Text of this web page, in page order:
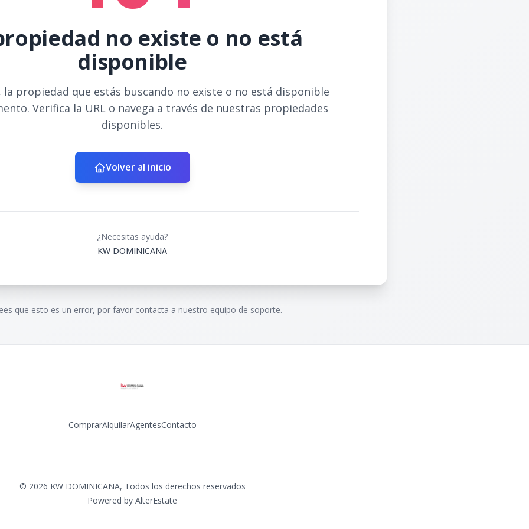
no existe o no está
disponible
propiedad que estás buscando no existe o no está disponible
Verifica la URL o navega a través de nuestras propiedades
disponibles.
Volver al inicio
¿Necesitas ayuda?
KW DOMINICANA
que esto es un error, por favor contacta a nuestro equipo de soporte.
ComprarAlquilarAgentesContacto
© 2026 KW DOMINICANA, Todos los derechos reservados
Powered by AlterEstate